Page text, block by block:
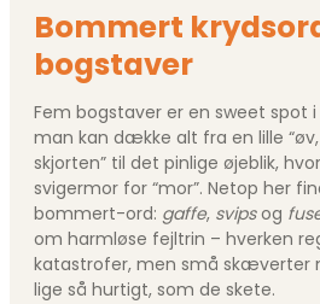
Bommert
bogstaver
Fem bogstaver er en sweet spot
man kan dække alt fra en lille
skjorten” til det pinlige øjeblik,
svigermor for “mor”. Netop her
bommert-ord: gaffe, svipsog
om harmløse fejltrin – hverken
katastrofer, men små skæverter
lige så hurtigt, som de skete.